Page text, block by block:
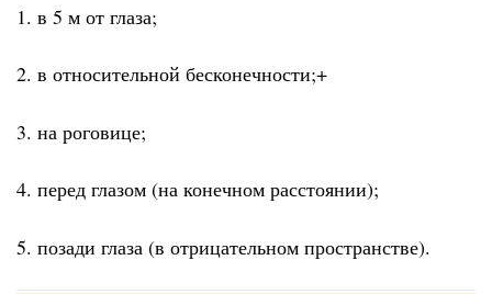
1. в 5 м от глаза;
2. в относительной бесконечности;+
3. на роговице;
4. перед глазом (на конечном расстоянии);
5. позади глаза (в отрицательном пространстве).